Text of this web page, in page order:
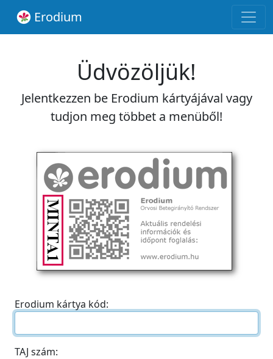
Erodium
Üdvözöljük!
Jelentkezzen be Erodium kártyájával vagy
tudjon meg többet a menüből!
Erodium kártya kód:
TAJ szám: